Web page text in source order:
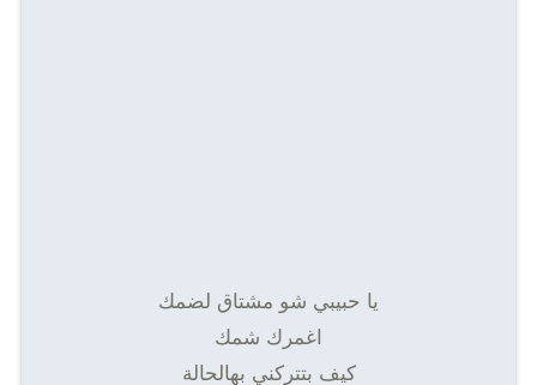
يا حبيبي شو مشتاق لضمك
اغمرك شمك
كيف بتتركني بهالحالة